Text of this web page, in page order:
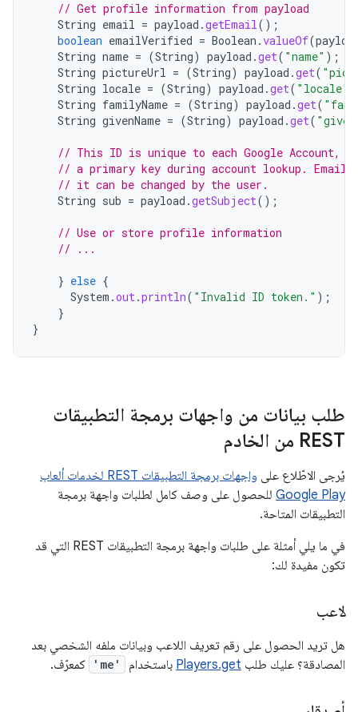
// Get profile information from payload
String email = payload .getEmail();
boolean emailVerified = Boolean .valueOf(
String name = (String) payload .get( "name" );
String pictureUrl = (String) payload .get(
String locale = (String) payload .get( "locale"
String familyName = (String) payload .get(
String givenName = (String) payload .get(
// This ID is unique to each Google Account,
// a primary key during account lookup. Email
// it can be changed by the user.
String sub = payload .getSubject();
// Use or store profile information
// ...
} else {
System .out.println( "Invalid ID token." );
}
}
طلب بيانات من واجهات برمجة التطبيقات
REST من الخادم
يُرجى الاطّلاع على
واجهات برمجة التطبيقات REST لخدمات ألعاب
Google Play للحصول على وصف كامل لطلبات واجهة برمجة
التطبيقات المتاحة.
في ما يلي أمثلة على طلبات واجهة برمجة التطبيقات REST التي قد
تكون مفيدة لك:
لاعب
هل تريد الحصول على رقم تعريف اللاعب وبيانات ملفه الشخصي بعد
المصادقة؟ عليك طلب Players.get باستخدام 'me' كمعرّف.